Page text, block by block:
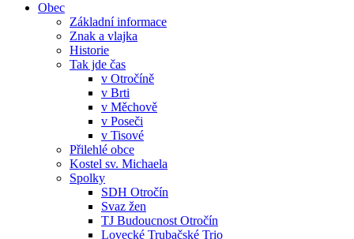
Obec
Základní informace
Znak a vlajka
Historie
Tak jde čas
v Otročíně
v Brti
v Měchově
v Poseči
v Tisové
Přilehlé obce
Kostel sv. Michaela
Spolky
SDH Otročín
Svaz žen
TJ Budoucnost Otročín
Lovecké Trubačské Trio